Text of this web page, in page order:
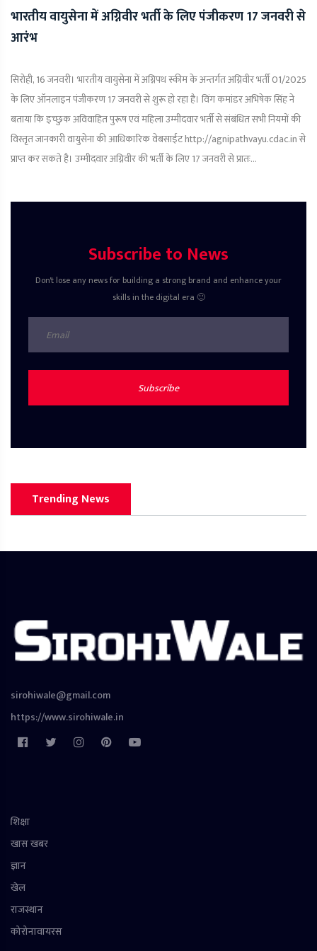
भारतीय वायुसेना में अग्निवीर भर्ती के लिए पंजीकरण 17 जनवरी से
आरंभ
सिरोही, 16 जनवरी। भारतीय वायुसेना में अग्निपथ स्कीम के अन्तर्गत अग्निवीर भर्ती 01/2025
के लिए ऑनलाइन पंजीकरण 17 जनवरी से शुरू हो रहा है। विंग कमांडर अभिषेक सिंह ने
बताया कि इच्छुक अविवाहित पुरूष एवं महिला उम्मीदवार भर्ती से संबंधित सभी नियमों की
विस्तृत जानकारी वायुसेना की आधिकारिक वेबसाईट http://agnipathvayu.cdac.in से
प्राप्त कर सकते है। उम्मीदवार अग्निवीर की भर्ती के लिए 17 जनवरी से प्रातः...
Subscribe to News
Don't lose any news for building a strong brand and enhance your
skills in the digital era 🙂
Subscribe
Trending News
sirohiwale@gmail.com
https://www.sirohiwale.in
शिक्षा
खास खबर
ज्ञान
खेल
राजस्थान
कोरोनावायरस